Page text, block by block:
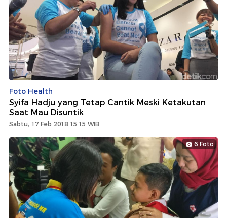
Foto Health
Syifa Hadju yang Tetap Cantik Meski Ketakutan
Saat Mau Disuntik
Sabtu, 17 Feb 2018 15:15 WIB
6 Foto